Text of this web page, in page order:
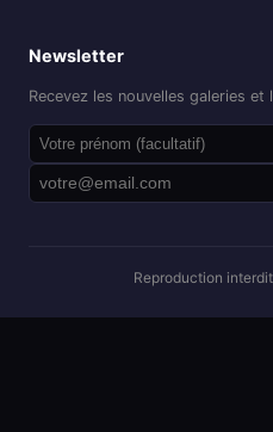
Newsletter
Recevez les nouvelles galeries
Reproduction